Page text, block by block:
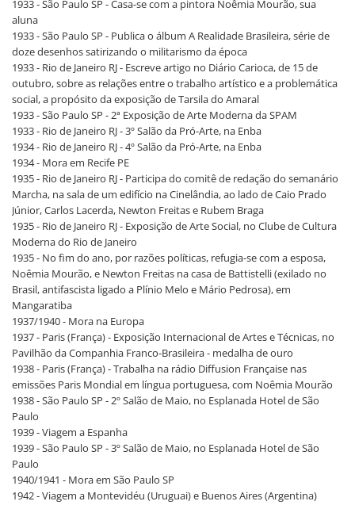
1933 - São Paulo SP - Casa-se com a pintora Noêmia Mourão, sua
aluna
1933 - São Paulo SP - Publica o álbum A Realidade Brasileira, série de
doze desenhos satirizando o militarismo da época
1933 - Rio de Janeiro RJ - Escreve artigo no Diário Carioca, de 15 de
outubro, sobre as relações entre o trabalho artístico e a problemática
social, a propósito da exposição de Tarsila do Amaral
1933 - São Paulo SP - 2ª Exposição de Arte Moderna da SPAM
1933 - Rio de Janeiro RJ - 3º Salão da Pró-Arte, na Enba
1934 - Rio de Janeiro RJ - 4º Salão da Pró-Arte, na Enba
1934 - Mora em Recife PE
1935 - Rio de Janeiro RJ - Participa do comitê de redação do semanário
Marcha, na sala de um edifício na Cinelândia, ao lado de Caio Prado
Júnior, Carlos Lacerda, Newton Freitas e Rubem Braga
1935 - Rio de Janeiro RJ - Exposição de Arte Social, no Clube de Cultura
Moderna do Rio de Janeiro
1935 - No fim do ano, por razões políticas, refugia-se com a esposa,
Noêmia Mourão, e Newton Freitas na casa de Battistelli (exilado no
Brasil, antifascista ligado a Plínio Melo e Mário Pedrosa), em
Mangaratiba
1937/1940 - Mora na Europa
1937 - Paris (França) - Exposição Internacional de Artes e Técnicas, no
Pavilhão da Companhia Franco-Brasileira - medalha de ouro
1938 - Paris (França) - Trabalha na rádio Diffusion Française nas
emissões Paris Mondial em língua portuguesa, com Noêmia Mourão
1938 - São Paulo SP - 2º Salão de Maio, no Esplanada Hotel de São
Paulo
1939 - Viagem a Espanha
1939 - São Paulo SP - 3º Salão de Maio, no Esplanada Hotel de São
Paulo
1940/1941 - Mora em São Paulo SP
1942 - Viagem a Montevidéu (Uruguai) e Buenos Aires (Argentina)